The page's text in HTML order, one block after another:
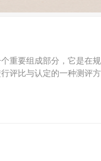
重要组成部分，它是在
评比与认定的一种测评
意识和竞争意识，对促